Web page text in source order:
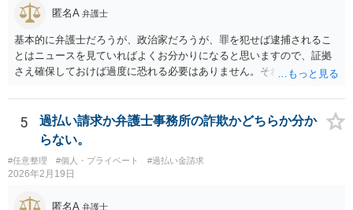
匿名A 弁護士
基本的に弁護士だろうが、政治家だろうが、罪を犯せば逮捕されるこ
とはニュースを見ていればよくお分かりになると思いますので、証拠
さえ確保しておけば過度に恐れる必要はありません。それでもなおご
5
過払い請求か弁護士事務所の詐欺かどちらか分か
らない。
#任意整理 #個人・プライベート #過払い金請求
2026年2月19日
匿名A 弁護士